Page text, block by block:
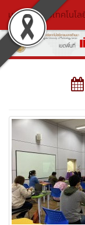
มหาวิทยาลัยเทคโนโ